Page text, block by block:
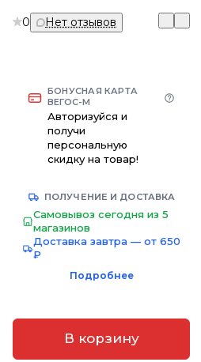
0 Нет отзывов
БОНУСНАЯ КАРТА
ВЕГОС-М
Авторизуйся и
получи
персональную
скидку на товар!
ПОЛУЧЕНИЕ И ДОСТАВКА
Самовывоз сегодня из 5
магазинов
Доставка завтра — от 650
₽
Подробнее
В корзину